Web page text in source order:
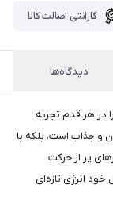
گارانتی اصالت کالا
دیدگاه‌ها
راحتی و استایل را در هر قدم تجربه
و جذاب است، بلکه با
پر از حرکت
انرژی تازه‌ای